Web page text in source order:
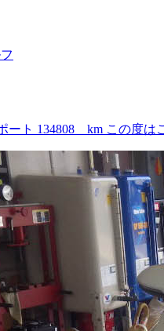
134808 km この度はご